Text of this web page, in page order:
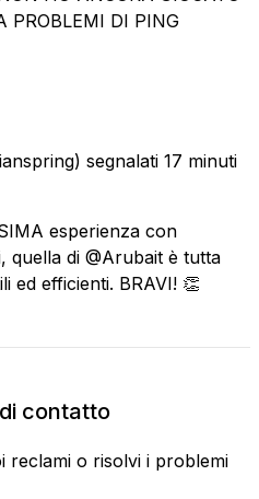
PROBLEMI DI PING
segnalati 17 minuti
esperienza con
quella di @Arubait è tutta
ed efficienti. BRAVI! 👏
contatto
reclami o risolvi i problemi